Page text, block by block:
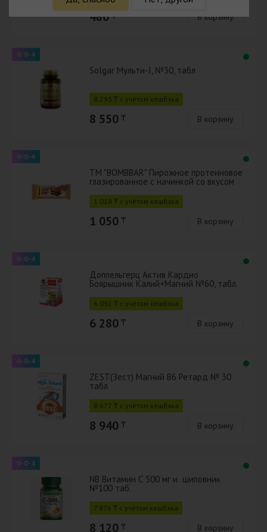
480 ₸ В корзину
0-0-4
Solgar Мульти-I, №30, табл
8 293 ₸ с учётом кешбэка
8 550 ₸ В корзину
0-0-4
ТМ "BOMBBAR" Пирожное протеиновое
глазированное с начинкой со вкусом
1 018 ₸ с учётом кешбэка
1 050 ₸ В корзину
0-0-4
Доппельгерц Актив Кардио
Боярышник Калий+Магний №60, табл.
6 092 ₸ с учётом кешбэка
6 280 ₸ В корзину
0-0-4
ZEST(Зест) Магний B6 Ретард № 30
табл
8 672 ₸ с учётом кешбэка
8 940 ₸ В корзину
0-0-4
NB Витамин С 500 мг и шиповник
№100 таб.
7 876 ₸ с учётом кешбэка
8 120 ₸ В корзину